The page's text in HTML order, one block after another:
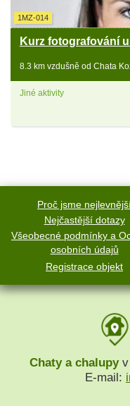
1MZ-014
Kurz fotografování
8.3 km vzdušně od Chata
Jiné aktivity
Proč jsme
Nejčastější dotazy
Všeobecné podmínky a
osobních údajů
Registrace objekt
Chaty a chalupyv
E-mail: